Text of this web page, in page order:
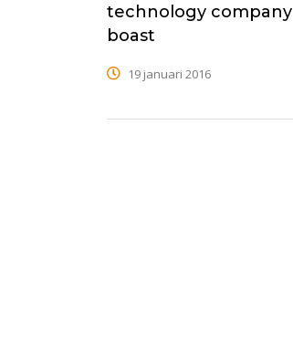
technology company
boast
19 januari 2016